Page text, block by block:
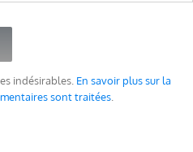
indésirables. En savoir plus sur la
sont traitées